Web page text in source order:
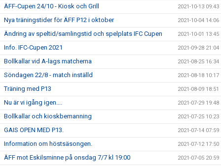
ÄFF-Cupen 24/10 - Kiosk och Grill 2021-10-13 09:43
Nya träningstider för ÄFF P12 i oktober 2021-10-04 14:06
Ändring av speltid/samlingstid och spelplats IFC Cupen 2021-10-01 13:45
Info. IFC-Cupen 2021 2021-09-28 21:04
Bollkallar vid A-lags matcherna 2021-08-25 16:34
Söndagen 22/8 - match inställd 2021-08-18 10:17
Träning med P13 2021-08-09 18:51
Nu är vi igång igen.... 2021-07-29 19:48
Bollkallar och kioskbemanning 2021-07-25 10:23
GAIS OPEN MED P13. 2021-07-14 07:59
Information om höstsäsongen. 2021-07-12 17:50
ÄFF mot Eskilsminne på onsdag 7/7 kl 19:00 2021-07-05 20:59